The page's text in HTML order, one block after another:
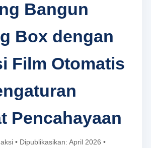
Bangun
Box dengan
Film Otomatis
Pencahayaan
• Dipublikasikan: April 2026 •